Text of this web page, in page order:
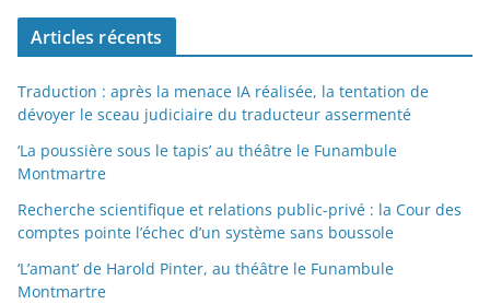
Articles récents
Traduction : après la menace IA réalisée, la tentation de
dévoyer le sceau judiciaire du traducteur assermenté
‘La poussière sous le tapis’ au théâtre le Funambule
Montmartre
Recherche scientifique et relations public-privé : la Cour des
comptes pointe l’échec d’un système sans boussole
‘L’amant’ de Harold Pinter, au théâtre le Funambule
Montmartre